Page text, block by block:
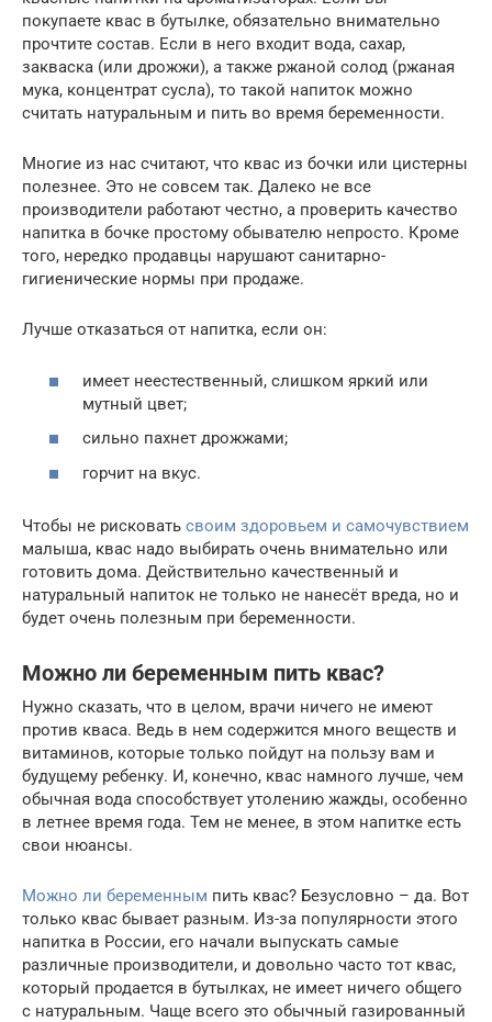
покупаете квас в бутылке, обязательно внимательно
прочтите состав. Если в него входит вода, сахар,
закваска (или дрожжи), а также ржаной солод (ржаная
мука, концентрат сусла), то такой напиток можно
считать натуральным и пить во время беременности.
Многие из нас считают, что квас из бочки или цистерны
полезнее. Это не совсем так. Далеко не все
производители работают честно, а проверить качество
напитка в бочке простому обывателю непросто. Кроме
того, нередко продавцы нарушают санитарно-
гигиенические нормы при продаже.
Лучше отказаться от напитка, если он:
имеет неестественный, слишком яркий или
мутный цвет;
сильно пахнет дрожжами;
горчит на вкус.
Чтобы не рисковать своим здоровьем и самочувствием
малыша, квас надо выбирать очень внимательно или
готовить дома. Действительно качественный и
натуральный напиток не только не нанесёт вреда, но и
будет очень полезным при беременности.
Можно ли беременным пить квас?
Нужно сказать, что в целом, врачи ничего не имеют
против кваса. Ведь в нем содержится много веществ и
витаминов, которые только пойдут на пользу вам и
будущему ребенку. И, конечно, квас намного лучше, чем
обычная вода способствует утолению жажды, особенно
в летнее время года. Тем не менее, в этом напитке есть
свои нюансы.
Можно ли беременным пить квас? Безусловно – да. Вот
только квас бывает разным. Из-за популярности этого
напитка в России, его начали выпускать самые
различные производители, и довольно часто тот квас,
который продается в бутылках, не имеет ничего общего
с натуральным. Чаще всего это обычный газированный